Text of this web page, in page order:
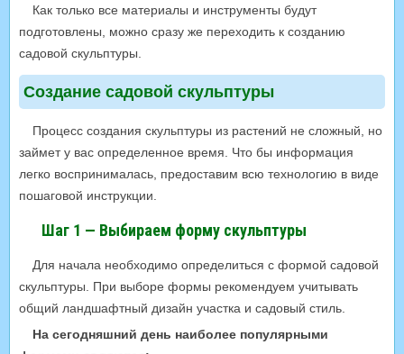
Как только все материалы и инструменты будут
подготовлены, можно сразу же переходить к созданию
садовой скульптуры.
Создание садовой скульптуры
Процесс создания скульптуры из растений не сложный, но
займет у вас определенное время. Что бы информация
легко воспринималась, предоставим всю технологию в виде
пошаговой инструкции.
Шаг 1 — Выбираем форму скульптуры
Для начала необходимо определиться с формой садовой
скульптуры. При выборе формы рекомендуем учитывать
общий ландшафтный дизайн участка и садовый стиль.
На сегодняшний день наиболее популярными